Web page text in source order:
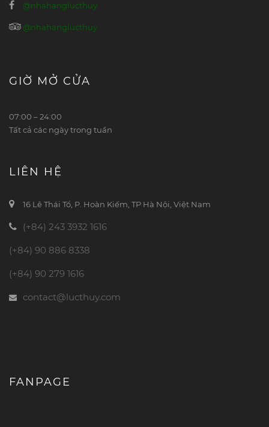
@nhahanglucthuy
@nhahanglucthuy
GIỜ MỞ CỬA
07:00 – 24:00
Tất cả các ngày trong tuần
LIÊN HỆ
16 Lê Thái Tổ, P. Hoàn Kiếm, TP Hà Nội, Việt Nam
(+84) 243 3932 1616
(+84) 90 886 8338
(+84) 90 279 1616
contact@lucthuy.com
FANPAGE